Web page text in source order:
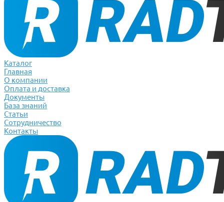
Каталог
Главная
О компании
Оплата и доставка
Документы
База знаний
Статьи
Сотрудничество
Контакты